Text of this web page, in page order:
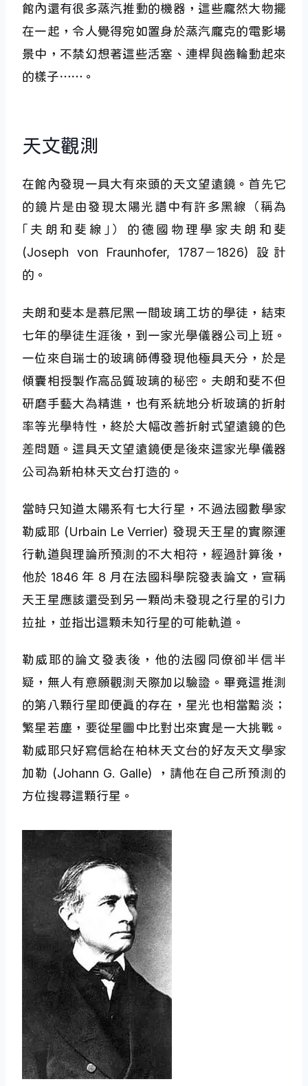
館內還有很多蒸汽推動的機器，這些龐然大物擺
在一起，令人覺得宛如置身於蒸汽龐克的電影場
景中，不禁幻想著這些活塞、連桿與齒輪動起來
的樣子⋯⋯。
天文觀測
在館內發現一具大有來頭的天文望遠鏡。首先它
的鏡片是由發現太陽光譜中有許多黑線（稱為
｢夫朗和斐線｣）的德國物理學家夫朗和斐
(Joseph von Fraunhofer, 1787－1826) 設計
的。
夫朗和斐本是慕尼黑一間玻璃工坊的學徒，結束
七年的學徒生涯後，到一家光學儀器公司上班。
一位來自瑞士的玻璃師傅發現他極具天分，於是
傾囊相授製作高品質玻璃的秘密。夫朗和斐不但
研磨手藝大為精進，也有系統地分析玻璃的折射
率等光學特性，終於大幅改善折射式望遠鏡的色
差問題。這具天文望遠鏡便是後來這家光學儀器
公司為新柏林天文台打造的。
當時只知道太陽系有七大行星，不過法國數學家
勒威耶 (Urbain Le Verrier) 發現天王星的實際運
行軌道與理論所預測的不大相符，經過計算後，
他於 1846 年 8 月在法國科學院發表論文，宣稱
天王星應該還受到另一顆尚未發現之行星的引力
拉扯，並指出這顆未知行星的可能軌道。
勒威耶的論文發表後，他的法國同僚卻半信半
疑，無人有意願觀測天際加以驗證。畢竟這推測
的第八顆行星即便真的存在，星光也相當黯淡；
繁星若塵，要從星圖中比對出來實是一大挑戰。
勒威耶只好寫信給在柏林天文台的好友天文學家
加勒 (Johann G. Galle) ，請他在自己所預測的
方位搜尋這顆行星。